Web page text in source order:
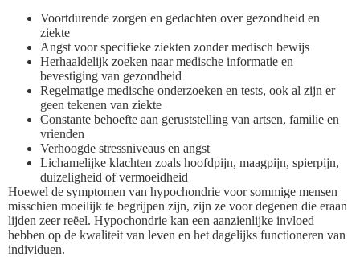
Voortdurende zorgen en gedachten over gezondheid en
ziekte
Angst voor specifieke ziekten zonder medisch bewijs
Herhaaldelijk zoeken naar medische informatie en
bevestiging van gezondheid
Regelmatige medische onderzoeken en tests, ook al zijn er
geen tekenen van ziekte
Constante behoefte aan geruststelling van artsen, familie en
vrienden
Verhoogde stressniveaus en angst
Lichamelijke klachten zoals hoofdpijn, maagpijn, spierpijn,
duizeligheid of vermoeidheid
Hoewel de symptomen van hypochondrie voor sommige mensen
misschien moeilijk te begrijpen zijn, zijn ze voor degenen die eraan
lijden zeer reëel. Hypochondrie kan een aanzienlijke invloed
hebben op de kwaliteit van leven en het dagelijks functioneren van
individuen.